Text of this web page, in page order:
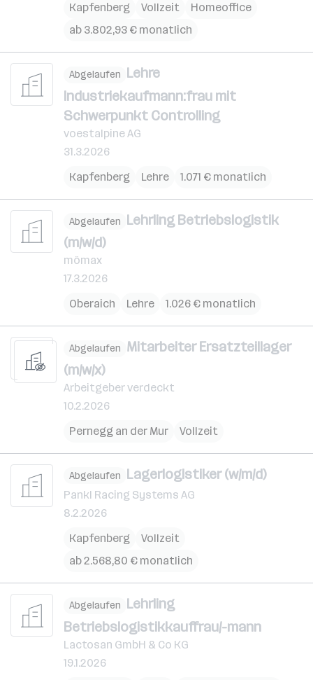
Kapfenberg
Vollzeit
Homeoffice
ab 3.802,93 € monatlich
Abgelaufen Lehre
Industriekaufmann:frau mit
Schwerpunkt Controlling
voestalpine AG
31.3.2026
Kapfenberg
Lehre 1.071 € monatlich
Abgelaufen Lehrling Betriebslogistik
(m/w/d)
mömax
17.3.2026
Oberaich
Lehre 1.026 € monatlich
Abgelaufen Mitarbeiter Ersatzteillager
(m/w/x)
Arbeitgeber verdeckt
10.2.2026
Pernegg an der Mur
Vollzeit
Abgelaufen Lagerlogistiker (w/m/d)
Pankl Racing Systems AG
8.2.2026
Kapfenberg
Vollzeit
ab 2.568,80 € monatlich
Abgelaufen Lehrling
Betriebslogistikkauffrau/-mann
Lactosan GmbH & Co KG
19.1.2026